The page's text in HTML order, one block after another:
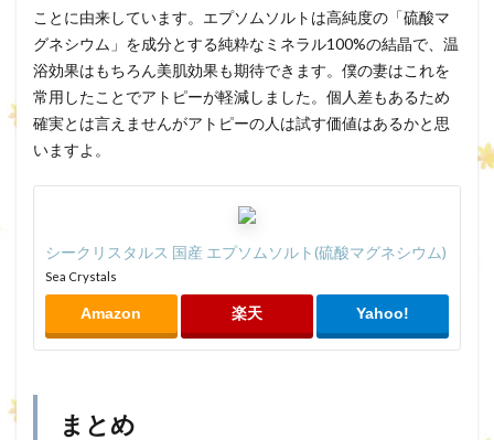
ことに由来しています。エプソムソルトは高純度の「硫酸マ
グネシウム」を成分とする純粋なミネラル100%の結晶で、温
浴効果はもちろん美肌効果も期待できます。僕の妻はこれを
常用したことでアトピーが軽減しました。個人差もあるため
確実とは言えませんがアトピーの人は試す価値はあるかと思
いますよ。
シークリスタルス 国産 エプソムソルト(硫酸マグネシウム)
Sea Crystals
Amazon 楽天 Yahoo!
まとめ